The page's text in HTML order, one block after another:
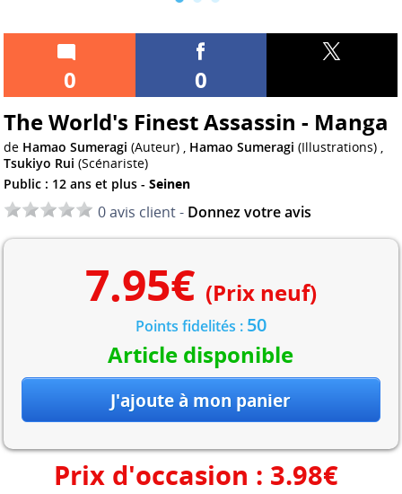
0
0
The World's Finest Assassin - Manga
de Hamao Sumeragi (Auteur) , Hamao Sumeragi (Illustrations) ,
Tsukiyo Rui (Scénariste)
Public : 12 ans et plus -Seinen
0 avis client - Donnez votre avis
7.95€ (Prix neuf)
Points fidelités : 50
Article disponible
Prix d'occasion : 3.98€